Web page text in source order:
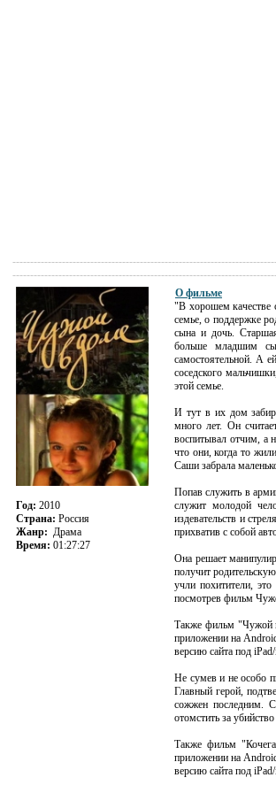
Год: 2010
Страна: Россия
Жанр: Драма
Время: 01:27:27
О фильме
"В хорошем качестве
семье, о поддержке
сына и дочь.
больше младшим
самостоятельной. А
соседского
этой семье.
И тут в их дом
много лет. Он
воспитывал отчим, а
что они, когда то
Саши забрала
Попав служить в
служит молодой
издевательств и
прихватив с собой
Она решает
получит
учли похитители,
посмотрев фильм
Также фильм "Чужой
приложении на
версию сайта под
Не сумев и не особо
Главный герой,
сожжен последним.
отомстить за
Также фильм
приложении на
версию сайта под